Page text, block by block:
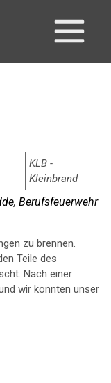
KLB -
Kleinbrand
Berufsfeuerwehr
zu brennen.
Teile des
Nach einer
wir konnten unser